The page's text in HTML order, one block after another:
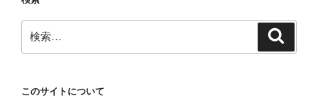
索:
このサイトについて